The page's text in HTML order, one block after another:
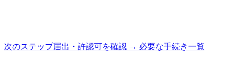
次のステップ届出・許認可を確認 → 必要な手続き一覧